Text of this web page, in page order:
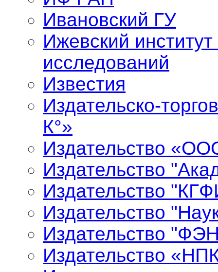
Ивановский ГУ
Ижевский
исследований
Известия
Издательско-
К°»
Издательство
Издательство
Издательство
Издательство
Издательство
Издательство